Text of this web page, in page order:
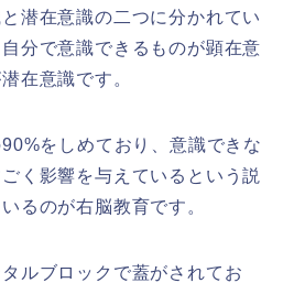
潜在意識の二つに分かれてい
分で意識できるものが顕在意
在意識です。
をしめており、意識できな
く影響を与えているという説
るのが右脳教育です。
ルブロックで蓋がされてお